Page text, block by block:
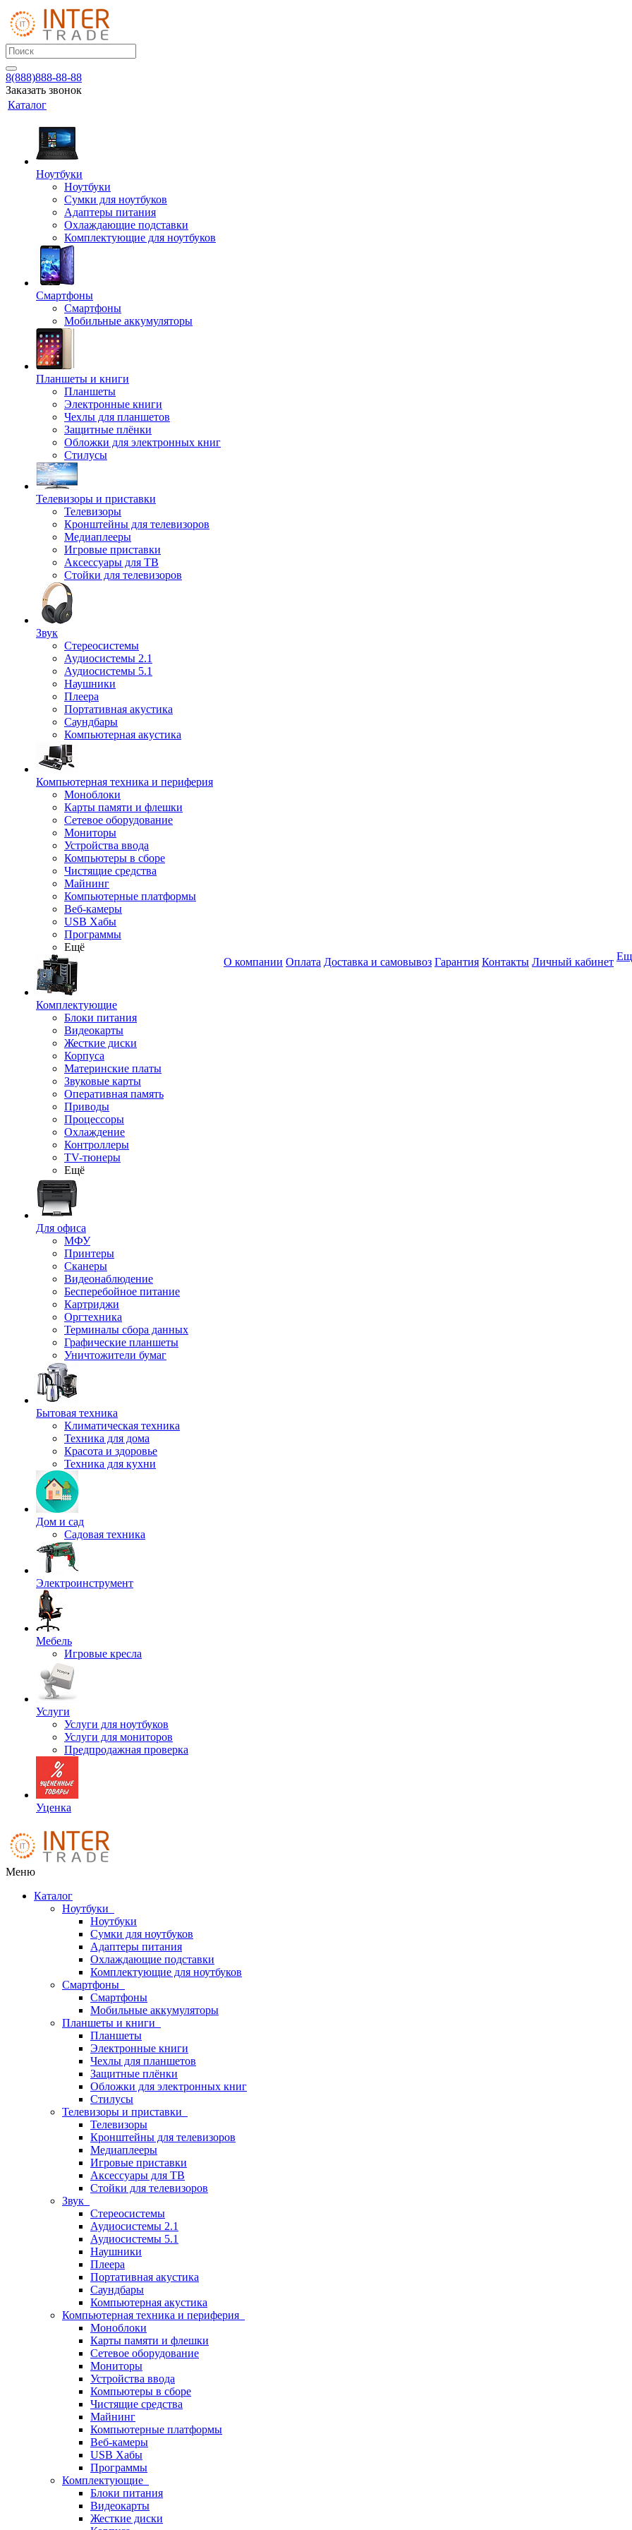
8(888)888-88-88
Заказать звонок
Каталог
Ноутбуки
Ноутбуки
Сумки для ноутбуков
Адаптеры питания
Охлаждающие подставки
Комплектующие для ноутбуков
Смартфоны
Смартфоны
Мобильные аккумуляторы
Планшеты и книги
Планшеты
Электронные книги
Чехлы для планшетов
Защитные плёнки
Обложки для электронных книг
Стилусы
Телевизоры и приставки
Телевизоры
Кронштейны для телевизоров
Медиаплееры
Игровые приставки
Аксессуары для ТВ
Стойки для телевизоров
Звук
Стереосистемы
Аудиосистемы 2.1
Аудиосистемы 5.1
Наушники
Плеера
Портативная акустика
Саундбары
Компьютерная акустика
Компьютерная техника и периферия
Моноблоки
Карты памяти и флешки
Сетевое оборудование
Мониторы
Устройства ввода
Компьютеры в сборе
Чистящие средства
Майнинг
Компьютерные платформы
Веб-камеры
USB Хабы
Программы
Ещё
Комплектующие
Блоки питания
Видеокарты
Жесткие диски
Корпуса
Материнские платы
Звуковые карты
Оперативная память
Приводы
Процессоры
Охлаждение
Контроллеры
TV-тюнеры
Ещё
Для офиса
МФУ
Принтеры
Сканеры
Видеонаблюдение
Бесперебойное питание
Картриджи
Оргтехника
Терминалы сбора данных
Графические планшеты
Уничтожители бумаг
Бытовая техника
Климатическая техника
Техника для дома
Красота и здоровье
Техника для кухни
Дом и сад
Садовая техника
Электроинструмент
Мебель
Игровые кресла
Услуги
Услуги для ноутбуков
Услуги для мониторов
Предпродажная проверка
Уценка
О компании Оплата Доставка и самовывоз Гарантия Контакты Личный кабинет
Меню
Каталог
Ноутбуки
Ноутбуки
Сумки для ноутбуков
Адаптеры питания
Охлаждающие подставки
Комплектующие для ноутбуков
Смартфоны
Смартфоны
Мобильные аккумуляторы
Планшеты и книги
Планшеты
Электронные книги
Чехлы для планшетов
Защитные плёнки
Обложки для электронных книг
Стилусы
Телевизоры и приставки
Телевизоры
Кронштейны для телевизоров
Медиаплееры
Игровые приставки
Аксессуары для ТВ
Стойки для телевизоров
Звук
Стереосистемы
Аудиосистемы 2.1
Аудиосистемы 5.1
Наушники
Плеера
Портативная акустика
Саундбары
Компьютерная акустика
Компьютерная техника и периферия
Моноблоки
Карты памяти и флешки
Сетевое оборудование
Мониторы
Устройства ввода
Компьютеры в сборе
Чистящие средства
Майнинг
Компьютерные платформы
Веб-камеры
USB Хабы
Программы
Комплектующие
Блоки питания
Видеокарты
Жесткие диски